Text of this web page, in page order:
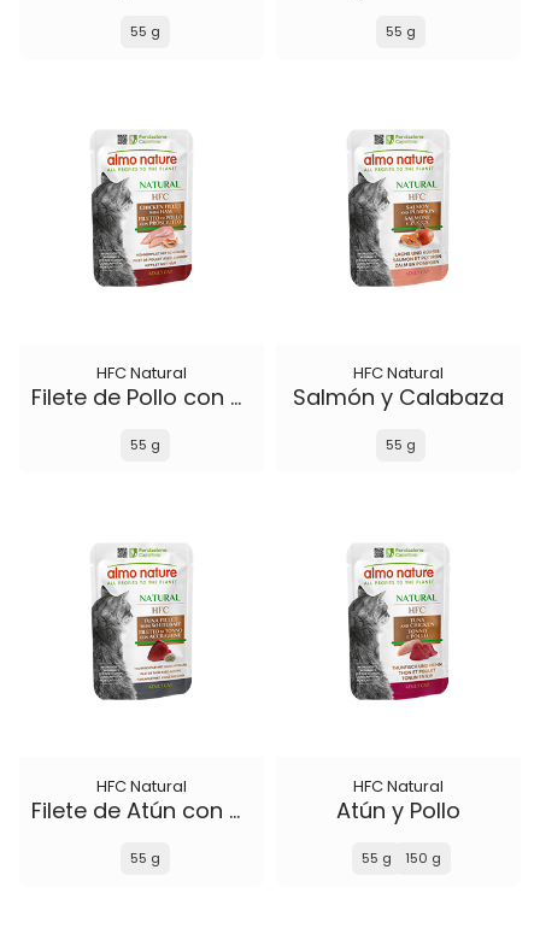
55 g 55 g
HFC Natural
Filete de Pollo con Jamón
55 g
HFC Natural
Salmón y Calabaza
55 g
HFC Natural
Filete de Atún con Anchoítas
55 g
HFC Natural
Atún y Pollo
55 g 150 g